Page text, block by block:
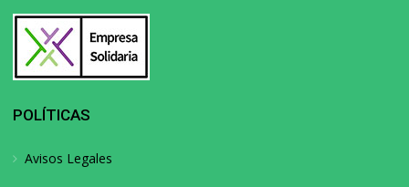
POLÍTICAS
Avisos Legales